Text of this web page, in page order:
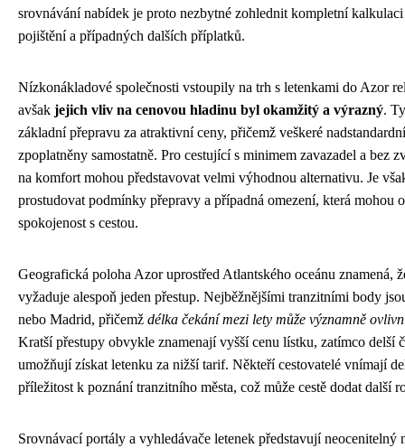
srovnávání nabídek je proto nezbytné zohlednit kompletní kalkulaci
pojištění a případných dalších příplatků.
Nízkonákladové společnosti vstoupily na trh s letenkami do Azor
avšak jejich vliv na cenovou hladinu byl okamžitý a výrazný.
základní přepravu za atraktivní ceny, přičemž veškeré
zpoplatněny samostatně. Pro cestující s minimem zavazadel a bez
na komfort mohou představovat velmi výhodnou alternativu. Je
prostudovat podmínky přepravy a případná omezení, která mohou
spokojenost s cestou.
Geografická poloha Azor uprostřed Atlantského oceánu znamená,
vyžaduje alespoň jeden přestup. Nejběžnějšími tranzitními body
nebo Madrid, přičemž délka čekání mezi lety může významně
Kratší přestupy obvykle znamenají vyšší cenu lístku, zatímco delší
umožňují získat letenku za nižší tarif. Někteří cestovatelé vnímají
příležitost k poznání tranzitního města, což může cestě dodat další
Srovnávací portály a vyhledávače letenek představují neocenitelný